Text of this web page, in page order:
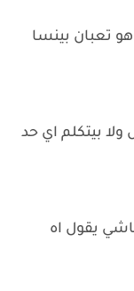
تعبان بينسا
بيتكلم اي حد
يقول اه